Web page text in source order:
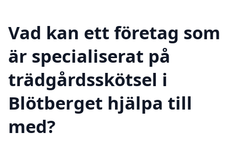
Vad kan ett företag som
är specialiserat på
trädgårdsskötsel i
Blötberget hjälpa till
med?